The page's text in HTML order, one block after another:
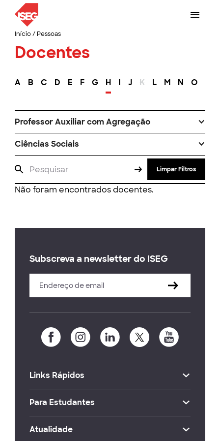
Início/ Pessoas
Docentes
A B C D E F G H I J K L M N O
Professor Auxiliar com Agregação
Ciências Sociais
Limpar Filtros
Não foram encontrados docentes.
Subscreva a newsletter do ISEG
Links Rápidos
Para Estudantes
Atualidade